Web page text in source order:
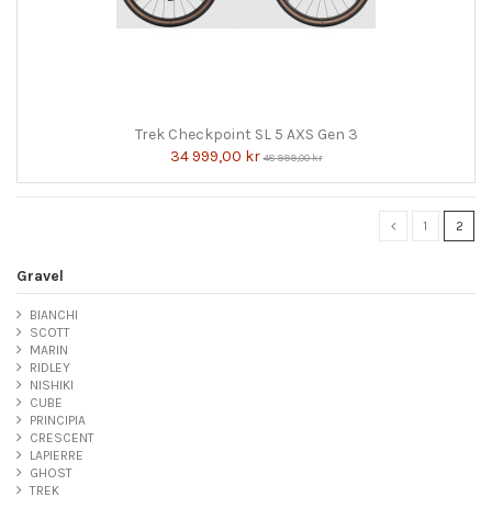
Trek Checkpoint SL 5 AXS Gen 3
34 999,00 kr48 999,00 kr
1 2
Gravel
BIANCHI
SCOTT
MARIN
RIDLEY
NISHIKI
CUBE
PRINCIPIA
CRESCENT
LAPIERRE
GHOST
TREK